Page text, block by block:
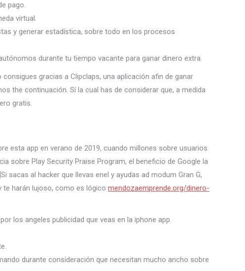
pago.
virtual.
y generar estadística, sobre todo en los procesos
durante tu tiempo vacante para ganar dinero extra.
gracias a Clipclaps, una aplicación afin de ganar
the continuación. Sí la cual has de considerar que, a medida
gratis.
esta app en verano de 2019, cuando millones sobre usuarios
sobre Play Security Praise Program, el beneficio de Google la
sacas al hacker que llevas enel y ayudas ad modum Gran G,
te harán lujoso, como es lógico mendozaemprende.org/dinero-
los angeles publicidad que veas en la iphone app.
durante consideración que necesitan mucho ancho sobre